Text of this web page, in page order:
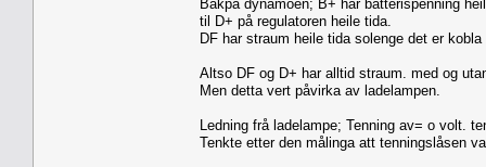
Bakpå dynamoen; B+ har batterispenning
til D+ på regulatoren heile tida.
DF har straum heile tida solenge det er
Altso DF og D+ har alltid straum. med og
Men detta vert påvirka av ladelampen.
Ledning frå ladelampe; Tenning av= o volt.
Tenkte etter den målinga att tenningslåsen